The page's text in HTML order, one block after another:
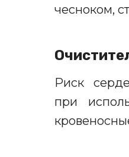
чесноком,
Риск
при